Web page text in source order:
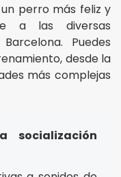
perro más feliz y
a las diversas
Puedes
desde la
más complejas
socialización